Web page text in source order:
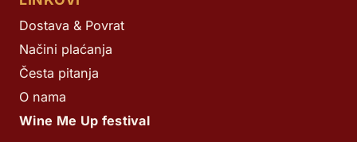
Dostava & Povrat
Načini plaćanja
Česta pitanja
O nama
Wine Me Up festival